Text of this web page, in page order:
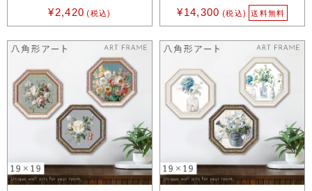
¥2,420 (税込) ¥14,300 (税込) 送料無料